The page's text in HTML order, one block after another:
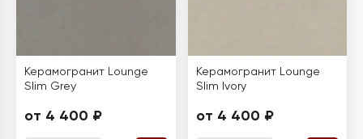
Керамогранит Lounge
Slim Grey
от 4 400 ₽
Керамогранит Lounge
Slim Ivory
от 4 400 ₽